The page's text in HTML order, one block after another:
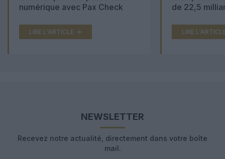
numérique avec Pax Check
LIRE L'ARTICLE
de 22,5
LIRE
NEWSLETTER
Recevez notre actualité, directement dans votre boîte
mail.